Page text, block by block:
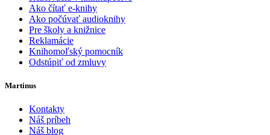
Ako čítať e-knihy
Ako počúvať audioknihy
Pre školy a knižnice
Reklamácie
Knihomoľský pomocník
Odstúpiť od zmluvy
Martinus
Kontakty
Náš príbeh
Náš blog